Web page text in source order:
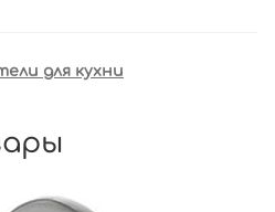
для кухни